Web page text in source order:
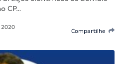
CP…
2020
Compartilhe